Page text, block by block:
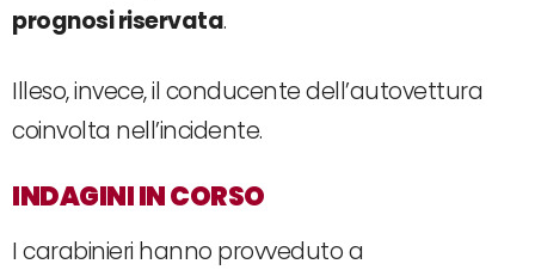
prognosi riservata.
Illeso, invece, il conducente dell’autovettura
coinvolta nell’incidente.
INDAGINI IN CORSO
I carabinieri hanno provveduto a